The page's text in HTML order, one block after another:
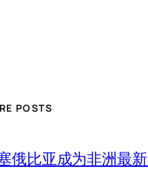
POSTS
俄比亚成为非洲最